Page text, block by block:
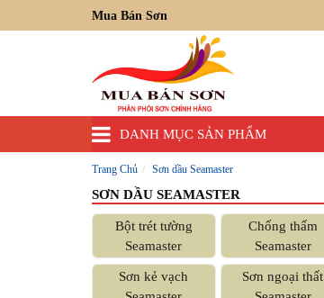
Mua Bán Sơn
DANH MỤC SẢN PHẨM
Trang Chủ Sơn dầu Seamaster
SƠN DẦU SEAMASTER
Bột trét tường
Seamaster
Chống thấm
Seamaster
Sơn kẻ vạch
Sơn ngoại thất